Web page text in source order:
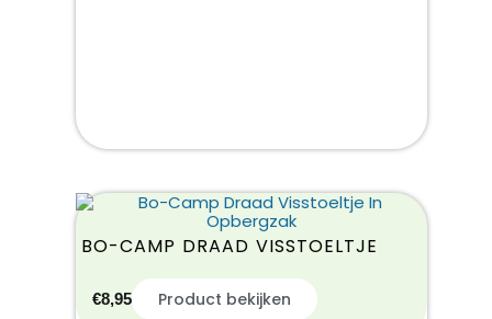
BO-CAMP DRAAD VISSTOELTJE
€8,95 Product bekijken